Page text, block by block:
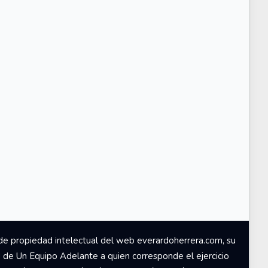
propiedad intelectual del web everardoherrera.com, su
Un Equipo Adelante a quien corresponde el ejercicio